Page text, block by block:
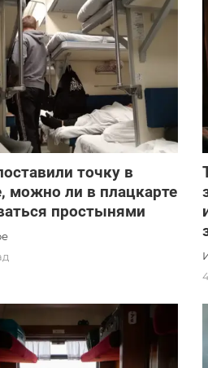
точку в
можно ли в плацкарте
простынями